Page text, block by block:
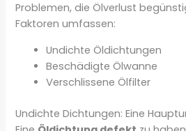
Problemen, die Ölverlust
Faktoren umfassen:
Undichte Öldichtungen
Beschädigte Ölwanne
Verschlissene Ölfilter
Undichte Dichtungen: Eine